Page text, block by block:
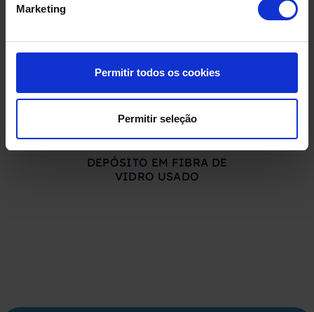
Marketing
Permitir todos os cookies
Permitir seleção
DEPÓSITO EM FIBRA DE
VIDRO USADO